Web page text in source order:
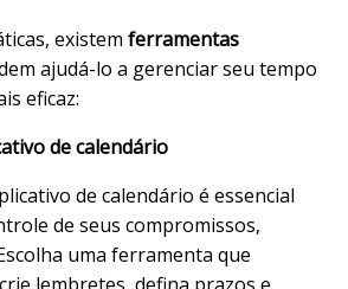
existem ferramentas
ajudá-lo a gerenciar seu tempo
eficaz:
de calendário
de calendário é essencial
de seus compromissos,
uma ferramenta que